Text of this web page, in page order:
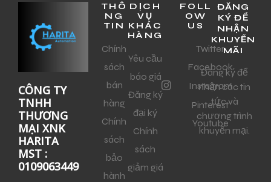
CÔNG TY
TNHH
THƯƠNG
MẠI XNK
HARITA
MST :
0109063449
THÔ
NG
TIN
Chính
sách
bán
hàng
Chính
sách
bảo
hành
DỊCH
VỤ
KHÁC
HÀNG
Yêu cầu
báo giá
Đăng ký
đại ký
Chính
sách
giảm giá
FOLL
OW
US
Twitter
Facebook
Instagram
Pinterest
Youtube
ĐĂNG
KÝ ĐỂ
NHẬN
KHUYẾN
MÃI
Đăng ký để
nhận các tin
tức và
chương trình
khuyến mại.